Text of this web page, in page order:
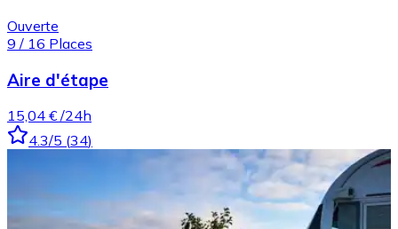
Ouverte
9 / 16 Places
Aire d'étape
15,04 € /24h
4.3/5 (34)